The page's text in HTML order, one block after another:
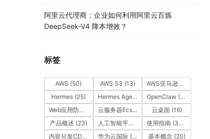
阿里云代理商：企业如何利用阿里云百炼
DeepSeek-V4 降本增效？
标签
AWS (50) AWS S3 (13) AWS亚马逊云
Hermes (25) Hermes Agent (25)OpenClaw (55)
Web应用防火墙（WAF）
(14) 云服务器Ecs
(39) 云桌面(16)
产品概述 (23) 人工智能平台PAI (37)
使用指南 (377)
内容分发CDN (35)华为云国际(163) 基本概念(20)